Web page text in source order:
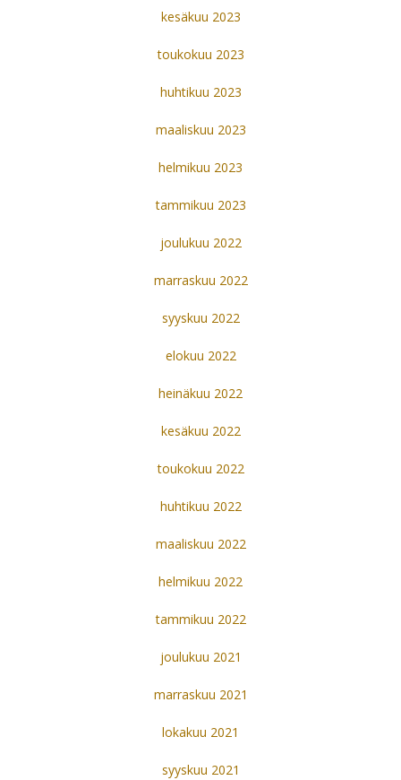
kesäkuu 2023
toukokuu 2023
huhtikuu 2023
maaliskuu 2023
helmikuu 2023
tammikuu 2023
joulukuu 2022
marraskuu 2022
syyskuu 2022
elokuu 2022
heinäkuu 2022
kesäkuu 2022
toukokuu 2022
huhtikuu 2022
maaliskuu 2022
helmikuu 2022
tammikuu 2022
joulukuu 2021
marraskuu 2021
lokakuu 2021
syyskuu 2021